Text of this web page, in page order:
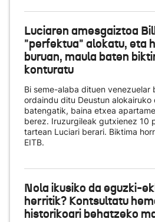
Luciaren amesgaiztoa
"perfektua" alokatu, eta
buruan, maula baten
konturatu
Bi seme-alaba dituen venezuelar
ordaindu ditu Deustun alokairuko
batengatik, baina etxea
berez. Iruzurgileak gutxienez 10
tartean Luciari berari. Biktima
EITB.
Nola ikusiko da eguzki-
herritik? Kontsultatu
historikoari behatzeko